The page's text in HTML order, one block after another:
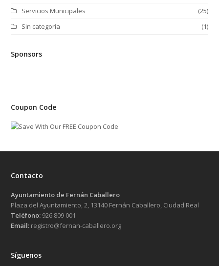
Servicios Municipales
(25)
Sin categoría
(1)
Sponsors
Coupon Code
Contacto
Ayuntamiento de Fernán Caballero
Plaza del Ayuntamiento, 2, 13140 Fernán Caballero, Ciudad Real
Teléfono: 926 809 001
Email: registro@fernan-caballero.org
Síguenos